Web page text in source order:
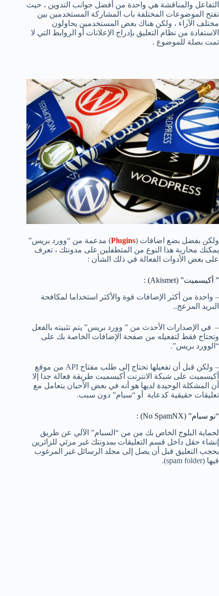
التفاعل والمناقشة هي واحدة من أفضل جوانب التدوين ، حيث
تفتح الموضوعات المختلفة باب المشاركة المستخدمين بين
مختلف الآراء ، ولكن هناك بعض المستخدمين يحاولون
الاستفادة من نظام التعليق بإدراج الإعلانات أو الروابط التي لا
تمت بصلة للموضوع .
ولكن بفضل بضع اضافات (Plugins) مدعمة من “وورد بريس”
يمكنك محاربة هذا النوع من المتطفلين على مدونتك ، تعرف
على بعض الأدوات الفعالة في ذلك الشأن :
” أكيسميت” (Akismet) :
– واحدة من أكثر الإضافات قوة والأكثر استخداما لمكافحة
البريد المزعج..
– في الإصدارات الأحدث من ” وورد بريس” يتم تثبيته بالفعل
وتحتاج فقط لتفعيله من صفحة الإضافات الخاصة بك على
“الوورد بريس”.
– ولكن قبل أن تفعيلها تحتاج إلى طلب مفتاح API من موقع
أكيسميت على شبكة الانترنت أكيسميت طريقة فعالة جدا إلا
أن المشكلة الوحيدة لديها هو أنه في بعض الأحيان يتعامل مع
تعليقات حقيقية كدعاية أو “سبام” دون سبب.
“نو سبام” (No SpamNX) :
لحماية البلوج الخاص بك من من “السبام” الآلي عن طريق
إنشاء حقل داخل قسم التعليقات بمدونتك غير مرئي للزائرين
يحجب التعليق قبل أن يصل إلى مجلد الرسائل غير المرغوب
فيها (spam folder).